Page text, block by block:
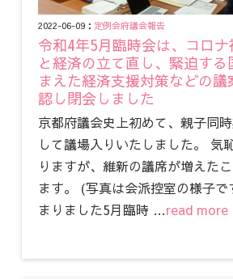
2022-06-09： 定例会府議会報告
令和4年5月臨時会は、コロナ
と経済の立て直し、緊迫する
まえた経済支援対策などの議
認し閉会しました
京都府議会史上初めて、親子同
して議場入りいたしました。 気
りますが、維新の議席が増えた
ます。 (写真は会派控室の様子
まりました5月臨時 …read more